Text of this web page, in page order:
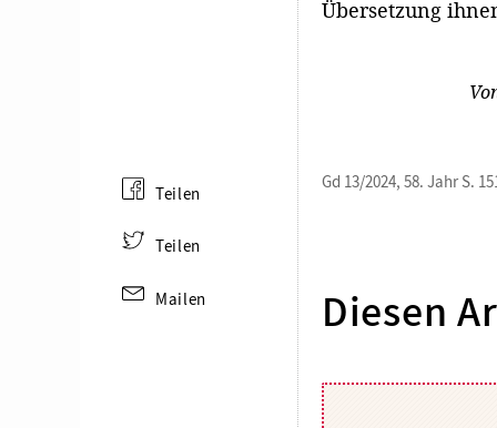
Übersetzung
Gd 13/2024, 58. Jahr S.
Diesen
Teilen
Teilen
Mailen